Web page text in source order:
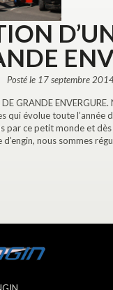
Posté le 17 septembre
GRANDE
qui évolue toute l’année
par ce petit monde et
d’engin, nous sommes